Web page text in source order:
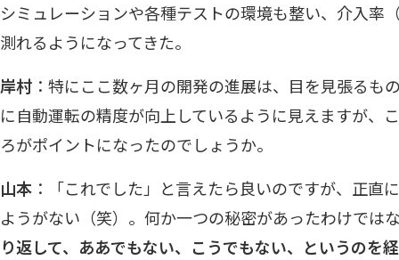
シミュレーションや各種テストの環境も整い、介入率
測れるようになってきた。
岸村 ：特にここ数ヶ月の開発の進展は、目を見張るも
に自動運転の精度が向上しているように見えますが、
ろがポイントになったのでしょうか。
山本 ：「これでした」と言えたら良いのですが、正直
ようがない（笑）。何か一つの秘密があったわけでは
り返して、ああでもない、こうでもない、というのを